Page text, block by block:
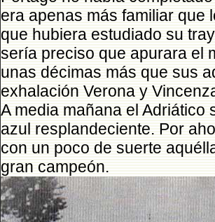
era apenas más familiar que
que hubiera estudiado su
sería preciso que apurara el
unas décimas más que sus
exhalación Verona y
A media mañana el Adriático
azul resplandeciente. Por
con un poco de suerte
gran campeón.